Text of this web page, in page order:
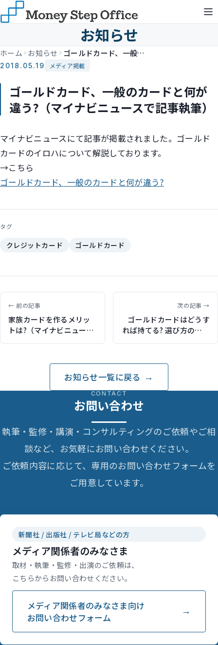
お知らせ
ホーム お知らせ ゴールドカード、一般のカードと何が違う?（マイナビニュースで記事執筆）
2018.05.19 メディア掲載
ゴールドカード、一般のカードと何が
違う?（マイナビニュースで記事執筆）
マイナビニュースにて記事が掲載されました。ゴールド
カードのイロハについて解説しております。
→こちら
ゴールドカード、一般のカードと何が違う?
タグ
クレジットカード ゴールドカード
← 前の記事
家族カードを作るメリッ
トは?（マイナビニュース
で記事執筆）
次の記事 →
ゴールドカードはどうす
れば持てる? 選び方のポイ
ント（マイナビニュース
お知らせ一覧に戻る
CONTACT
お問い合わせ
執筆・監修・講演・コンサルティングのご依頼やご相
談など、お気軽にお問い合わせください。
ご依頼内容に応じて、専用のお問い合わせフォームを
ご用意しています。
新聞社 / 出版社 / テレビ局などの方
メディア関係者のみなさま
取材・執筆・監修・出演のご依頼は、
こちらからお問い合わせください。
メディア関係者のみなさま向け
お問い合わせフォーム